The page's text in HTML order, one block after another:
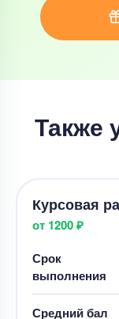
Также
Курсовая
от 1200 ₽
Срок
выполнения
Средний бал